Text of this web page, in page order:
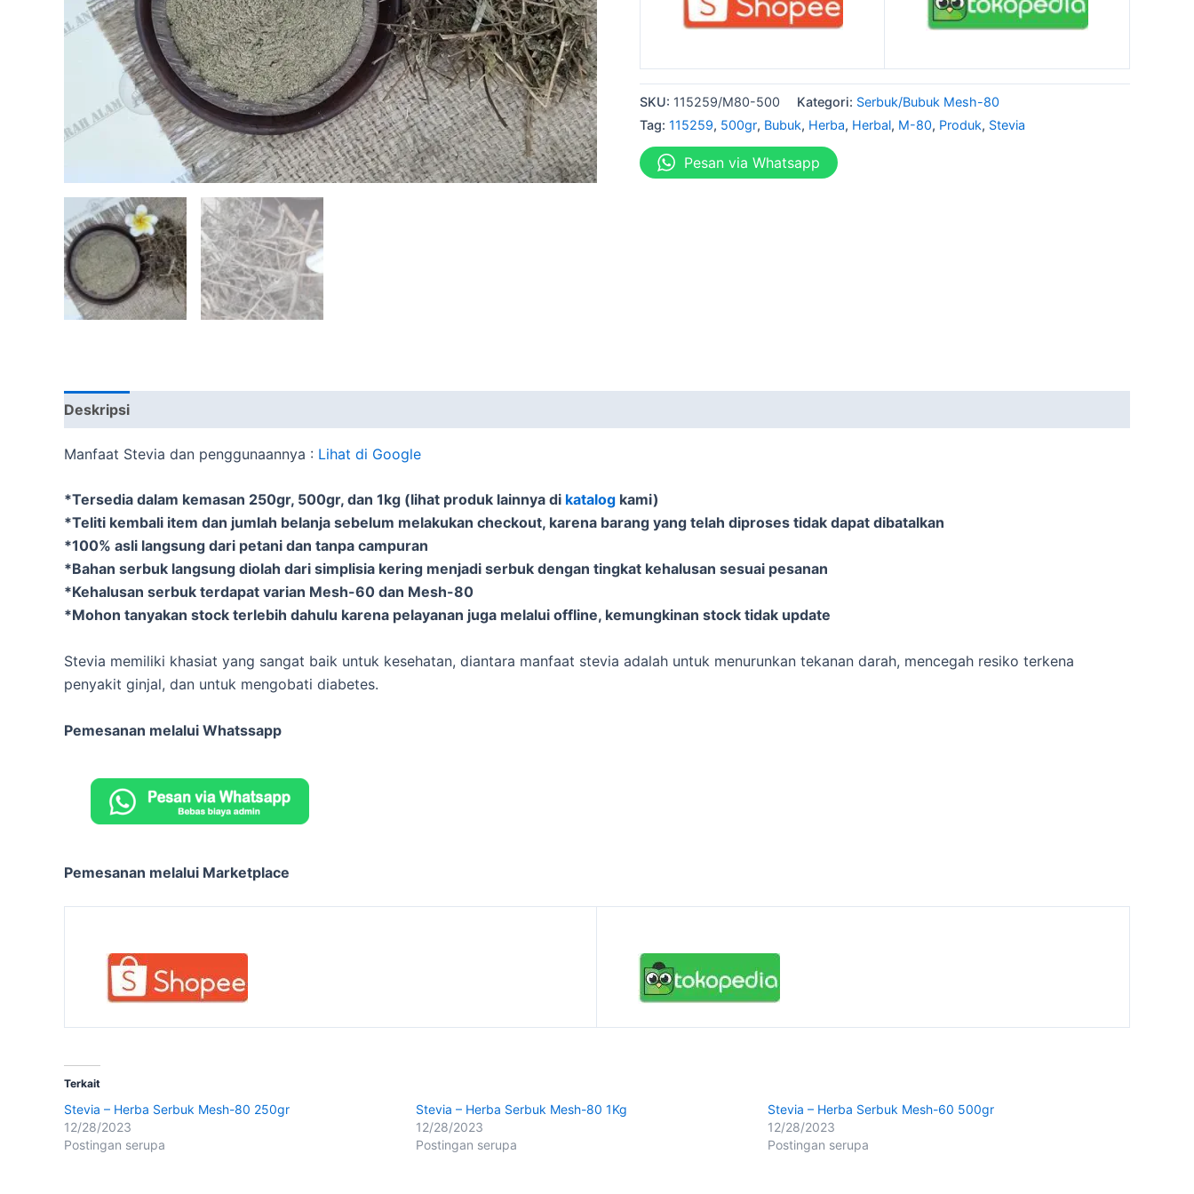
SKU: 115259/M80-500 Kategori: Serbuk/Bubuk Mesh-80
Tag: 115259, 500gr, Bubuk, Herba, Herbal, M-80, Produk, Stevia
Pesan via Whatsapp
Deskripsi
Manfaat Stevia dan penggunaannya : Lihat di Google
*Tersedia dalam kemasan 250gr, 500gr, dan 1kg (lihat produk lainnya di katalog kami)
*Teliti kembali item dan jumlah belanja sebelum melakukan checkout, karena barang yang telah diproses tidak dapat dibatalkan
*100% asli langsung dari petani dan tanpa campuran
*Bahan serbuk langsung diolah dari simplisia kering menjadi serbuk dengan tingkat kehalusan sesuai pesanan
*Kehalusan serbuk terdapat varian Mesh-60 dan Mesh-80
*Mohon tanyakan stock terlebih dahulu karena pelayanan juga melalui offline, kemungkinan stock tidak update
Stevia memiliki khasiat yang sangat baik untuk kesehatan, diantara manfaat stevia adalah untuk menurunkan tekanan darah, mencegah resiko terkena
penyakit ginjal, dan untuk mengobati diabetes.
Pemesanan melalui Whatssapp
Pemesanan melalui Marketplace
Terkait
Stevia – Herba Serbuk Mesh-80 250gr
12/28/2023
Postingan serupa
Stevia – Herba Serbuk Mesh-80 1Kg
12/28/2023
Postingan serupa
Stevia – Herba Serbuk Mesh-60 500gr
12/28/2023
Postingan serupa